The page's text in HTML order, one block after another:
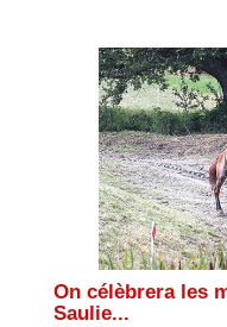
On célèbrera les
Saulie...